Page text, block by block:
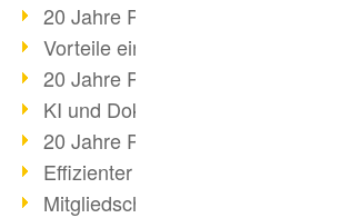
20 Jahre PDF/X (Teil 3)
Vorteile einer PDF-Businesslösung
20 Jahre PDF/X (Teil 2)
KI und Dokumenten-Management
20 Jahre PDF/X (Teil 1)
Effizienter Dokumenten Workflow
Mitgliedschaft PDF Association